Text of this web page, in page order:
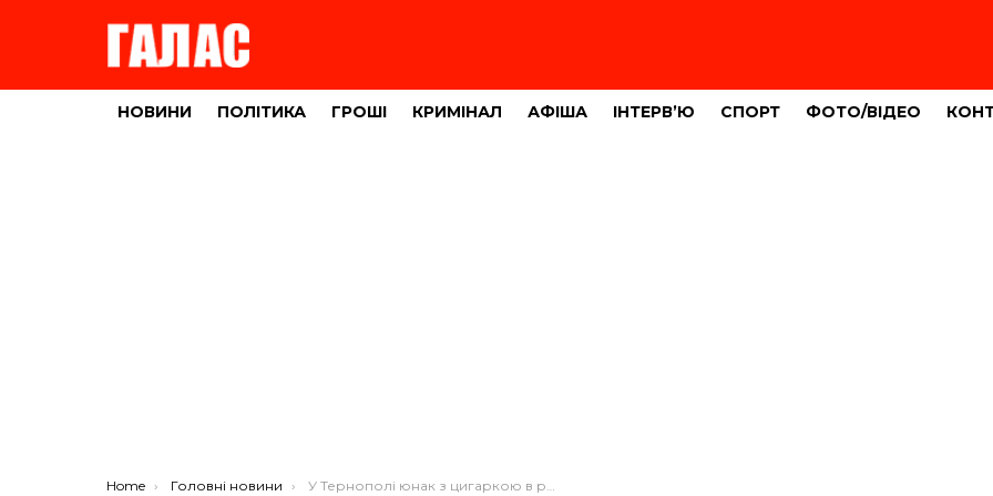
НОВИНИ ПОЛІТИКА ГРОШІ КРИМІНАЛ АФІША ІНТЕРВ’Ю СПОРТ ФОТО/ВІДЕО
You are here:
Home Головні новини У Тернополі юнак з цигаркою в руках на зауваження відрегував неадекватною поведінкою